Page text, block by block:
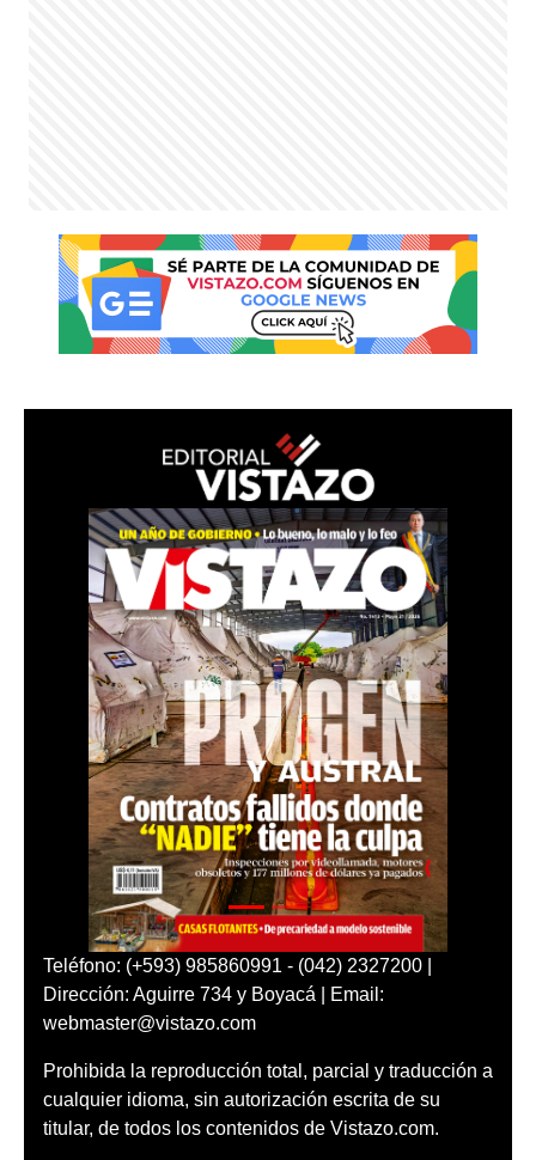
Teléfono: (+593) 985860991 - (042) 2327200 |
Dirección: Aguirre 734 y Boyacá | Email:
webmaster@vistazo.com
Prohibida la reproducción total, parcial y traducción a
cualquier idioma, sin autorización escrita de su
titular, de todos los contenidos de Vistazo.com.